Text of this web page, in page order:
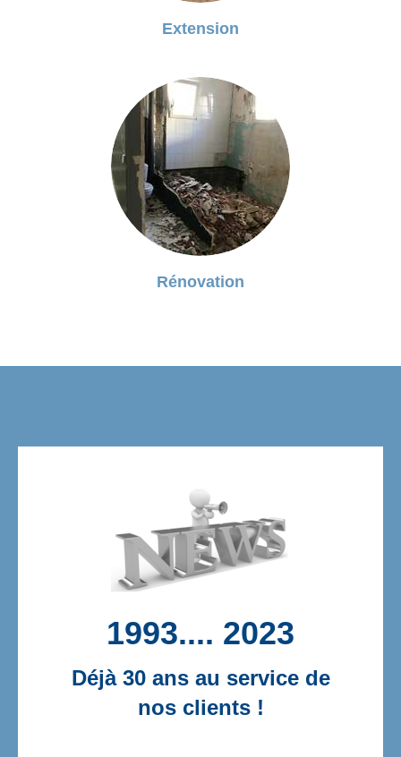
Extension
Rénovation
1993.... 2023
Déjà 30 ans au service de
nos clients !